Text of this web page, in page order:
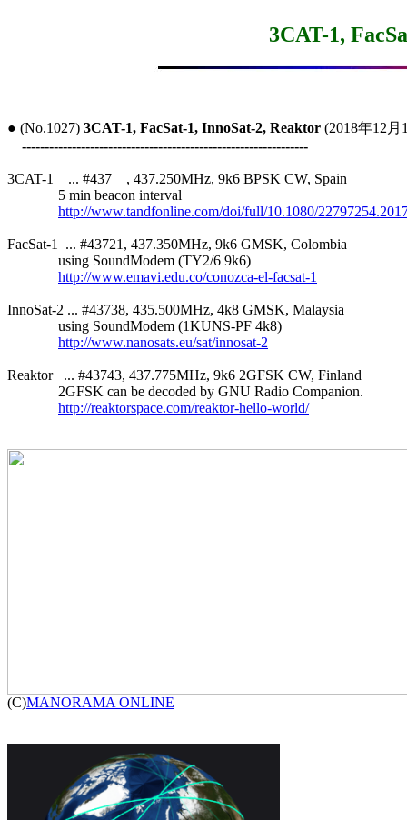
3CAT-1,
● (No.1027) 3CAT-1, FacSat-1, InnoSat-2, Reaktor (2018年12月
---------------------------------------------------------------
3CAT-1    ... #437__, 437.250MHz, 9k6 BPSK CW, Spain
              5 min beacon interval
http://www.tandfonline.com/doi/full/10.1080/
FacSat-1  ... #43721, 437.350MHz, 9k6 GMSK, Colombia
              using SoundModem (TY2/6 9k6)
http://www.emavi.edu.co/conozca-el-facsat-1
InnoSat-2 ... #43738, 435.500MHz, 4k8 GMSK, Malaysia
              using SoundModem (1KUNS-PF 4k8)
http://www.nanosats.eu/sat/innosat-2
Reaktor   ... #43743, 437.775MHz, 9k6 2GFSK CW, Finland
              2GFSK can be decoded by GNU Radio Companion.
http://reaktorspace.com/reaktor-hello-world/
(C)MANORAMA ONLINE